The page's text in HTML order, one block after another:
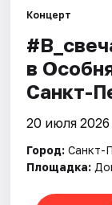
Города
Площадки
Артисты
Рейтинги
Концерт
в
Санкт-
20 июля 2026
Город: Санкт-
Площадка: